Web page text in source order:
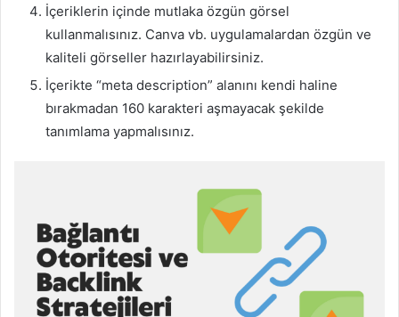
İçeriklerin içinde mutlaka özgün görsel
kullanmalısınız. Canva vb. uygulamalardan özgün ve
kaliteli görseller hazırlayabilirsiniz.
İçerikte “meta description” alanını kendi haline
bırakmadan 160 karakteri aşmayacak şekilde
tanımlama yapmalısınız.